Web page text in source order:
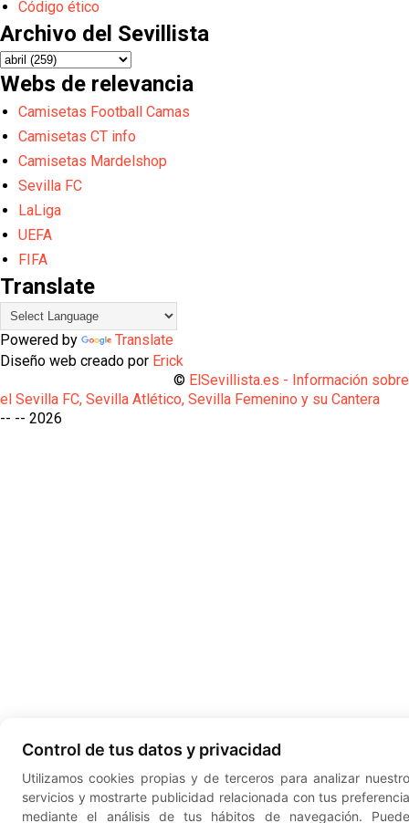
Código ético
Archivo del Sevillista
Webs de relevancia
Camisetas Football Camas
Camisetas CT info
Camisetas Mardelshop
Sevilla FC
LaLiga
UEFA
FIFA
Translate
Powered by
Translate
Diseño web creado por Erick
© ElSevillista.es - Información sobre
el Sevilla FC, Sevilla Atlético, Sevilla Femenino y su Cantera
-- --
Control de tus datos y privacidad
Utilizamos cookies propias y de terceros para analizar
servicios y mostrarte publicidad relacionada con tus
mediante el análisis de tus hábitos de navegación.
2026